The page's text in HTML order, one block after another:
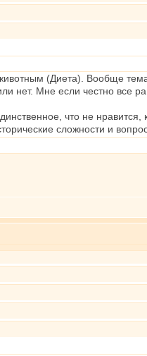
(Диета). Вообще
нет. Мне если честно все
что не нравится,
сложности и